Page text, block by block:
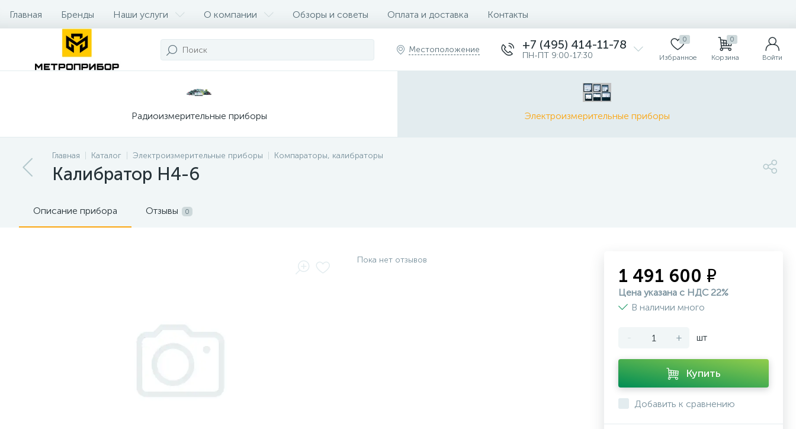
Главная Бренды Наши услуги О компании Обзоры и советы Оплата и доставка Контакты
Местоположение +7 (495) 414-11-78
ПН-ПТ 9:00-17:30
0
Избранное
0
Корзина Войти
Радиоизмерительные приборы Электроизмерительные приборы
Главная Каталог Электроизмерительные приборы Компараторы, калибраторы
Калибратор Н4-6
Описание прибора Отзывы 0
Пока нет отзывов
1 491 600 ₽
Цена указана с НДС 22%
В наличии много
- + шт
Купить
Добавить к сравнению